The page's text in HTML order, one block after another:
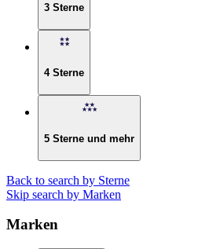
3 Sterne
4 Sterne
5 Sterne und mehr
Back to search by Sterne
Skip search by Marken
Marken